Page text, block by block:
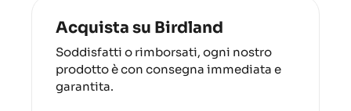
Acquista su Birdland
Soddisfatti o rimborsati, ogni nostro
prodotto è con consegna immediata e
garantita.